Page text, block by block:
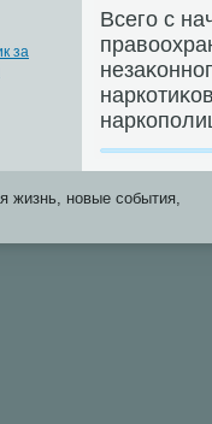
за
Всего с
жизнь, новые события,